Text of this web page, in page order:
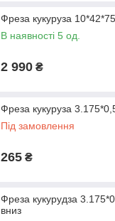
Фреза кукуруза 10*42*75
В наявності 5 од.
2 990 ₴
Фреза кукуруза
Під замовлення
265 ₴
Фреза кукурудза
вниз